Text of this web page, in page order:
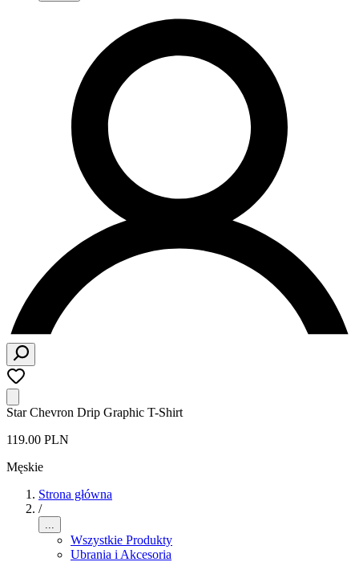
Star Chevron Drip Graphic T-Shirt
119.00 PLN
Męskie
Strona główna
/
...
Wszystkie Produkty
Ubrania i Akcesoria